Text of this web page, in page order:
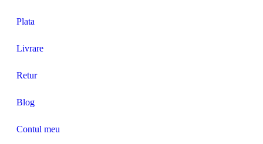
Plata
Livrare
Retur
Blog
Contul meu